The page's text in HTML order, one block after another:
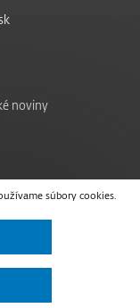
súbory cookies.
noviny